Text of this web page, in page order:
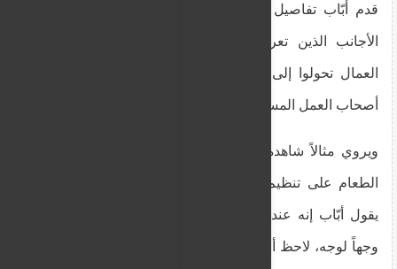
قدم أبّاب تفاصيل عن تجربته في العمل مع العمال
الأجانب الذين تعرضوا للاستغلال، مضيفاً أن هؤلاء
العمال تحولوا إلى "أصداف" من أنفسهم على أيدي
أصحاب العمل المسيئين.
ويروي مثالاً شاهده بنفسه عندما شجع عمال توصيل
الطعام على تنظيم أنفسهم لتحسين ظروف عملهم.
يقول أبّاب إنه عندما بدأ يلتقي بعمال توصيل الطعام
وجهاً لوجه، لاحظ أنهم كانوا دائماً يتلفتون خلفهم، وغير